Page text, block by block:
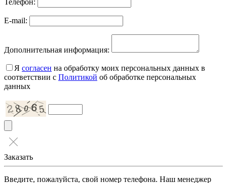
E-mail:
Дополнительная информация:
Я согласен на обработку моих персональных данных в
соответствии с Политикой об обработке персональных
данных
Заказать
Введите, пожалуйста, свой номер телефона. Наш менеджер